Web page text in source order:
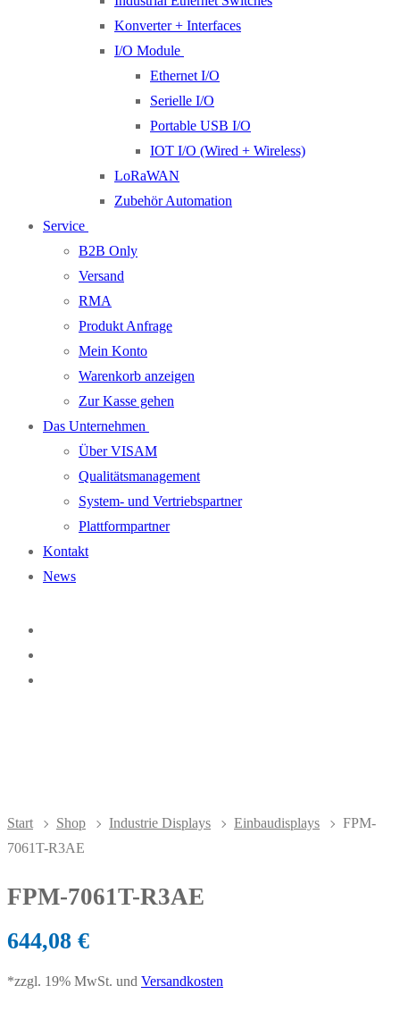
Konverter + Interfaces
I/O Module
Ethernet I/O
Serielle I/O
Portable USB I/O
IOT I/O (Wired + Wireless)
LoRaWAN
Zubehör Automation
Service
B2B Only
Versand
RMA
Produkt Anfrage
Mein Konto
Warenkorb anzeigen
Zur Kasse gehen
Das Unternehmen
Über VISAM
Qualitätsmanagement
System- und Vertriebspartner
Plattformpartner
Kontakt
News
Start Shop Industrie Displays Einbaudisplays
FPM-
7061T-R3AE
FPM-7061T-R3AE
644,08 €
*zzgl. 19% MwSt. und Versandkosten